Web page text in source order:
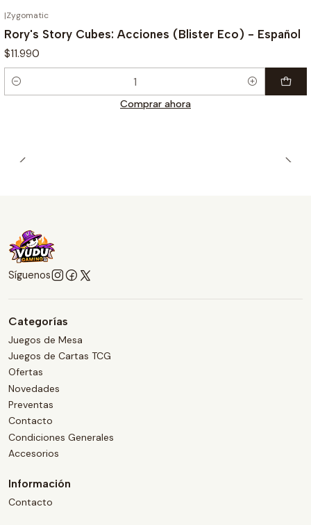
|Zygomatic
Rory's Story Cubes: Acciones (Blister Eco) - Español
$11.990
Cantidad
Comprar ahora
Síguenos
Categorías
Juegos de Mesa
Juegos de Cartas TCG
Ofertas
Novedades
Preventas
Contacto
Condiciones Generales
Accesorios
Información
Contacto